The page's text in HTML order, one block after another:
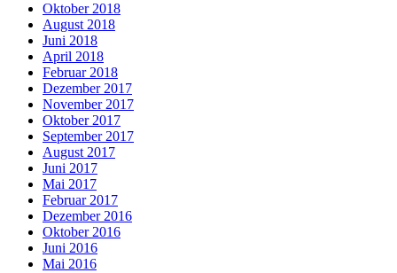
Oktober 2018
August 2018
Juni 2018
April 2018
Februar 2018
Dezember 2017
November 2017
Oktober 2017
September 2017
August 2017
Juni 2017
Mai 2017
Februar 2017
Dezember 2016
Oktober 2016
Juni 2016
Mai 2016